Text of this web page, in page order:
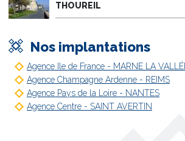
THOUREIL
Nos implantations
Agence Ile de France - MARNE LA
Agence Champagne Ardenne - REIMS
Agence Pays de la Loire - NANTES
Agence Centre - SAINT AVERTIN